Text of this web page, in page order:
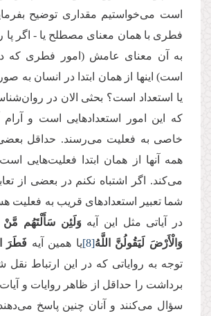
است می‌خواستیم مقداری توضیح
فطری با همان معنای مصطلح یا - اگر پا
به آن معنای عامش (امور فطری که
است) اینها از همان ابتدا در انسان به
یا استعداد است؟ بحثی الان در
که این امور استعدادهایی است و
خاصی به فعلیت می‌رسند. حداقل بعضی
همه آنها از همان ابتدا فعلیت‌هایی
می‌کند. اگر اشتباه نکنم در بعضی از
شما تعبیر استعدادهای قریب به فعلیت
در آیاتی مثل این آیهوَلَئِن سَأَلْتَهُم
وَالْأَرْضَ لَيَقُولُنَّ اللَّهُ[8]یا همین آيه فَطَرَ
توجه به روایاتی که در این ارتباط نقل
برداشت را حداقل از ظاهر روایات و
سؤال می‌کنند و آنان چنین پاسخ